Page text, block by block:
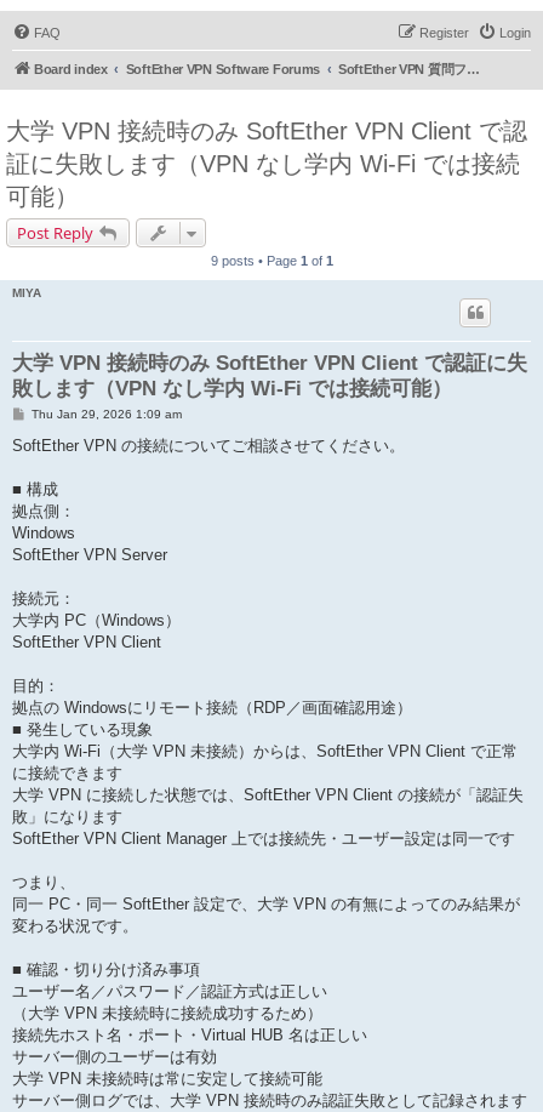
FAQ Login
Register
Board index SoftEther VPN Software Forums SoftEther VPN 質問フォーラム (日本語)
大学 VPN 接続時のみ SoftEther VPN Client で認
証に失敗します（VPN なし学内 Wi-Fi では接続
可能）
Post Reply
9 posts • Page 1 of 1
MIYA
大学 VPN 接続時のみ SoftEther VPN Client で認証に失
敗します（VPN なし学内 Wi-Fi では接続可能）
P
s
Thu Jan 29, 2026 1:09 am
SoftEther VPN の接続についてご相談させてください。
■ 構成
拠点側：
Windows
SoftEther VPN Server
接続元：
大学内 PC（Windows）
SoftEther VPN Client
目的：
拠点の Windowsにリモート接続（RDP／画面確認用途）
■ 発生している現象
大学内 Wi-Fi（大学 VPN 未接続）からは、SoftEther VPN Client で正常
に接続できます
大学 VPN に接続した状態では、SoftEther VPN Client の接続が「認証失
敗」になります
SoftEther VPN Client Manager 上では接続先・ユーザー設定は同一です
つまり、
同一 PC・同一 SoftEther 設定で、大学 VPN の有無によってのみ結果が
変わる状況です。
■ 確認・切り分け済み事項
ユーザー名／パスワード／認証方式は正しい
（大学 VPN 未接続時に接続成功するため）
接続先ホスト名・ポート・Virtual HUB 名は正しい
サーバー側のユーザーは有効
大学 VPN 未接続時は常に安定して接続可能
サーバー側ログでは、大学 VPN 接続時のみ認証失敗として記録されます